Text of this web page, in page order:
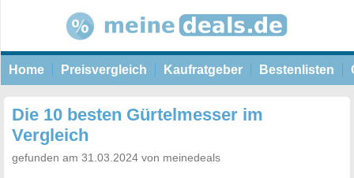
Home Preisvergleich Kaufratgeber Bestenlisten
Die 10 besten Gürtelmesser im
Vergleich
gefunden am 31.03.2024 von meinedeals